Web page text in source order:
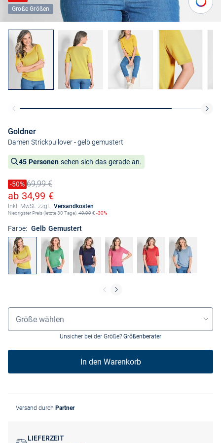
Große Größen
Goldner
Damen Strickpullover- gelb gemustert
45 Personen sehen sich das gerade an.
Preis reduziert um
-50%
Alter Preis69,99 €
Ermäßigter Preis
ab 34,99 €
Inkl. MwSt. zzgl. Versandkosten
Niedrigster Preis (letzte 30 Tage):49,99€ -30%
Farbe: Gelb Gemustert
Grössenauswahl
Größe wählen
Unsicher bei der Größe? Größenberater
In den Warenkorb
Versand durch Partner
LIEFERZEIT